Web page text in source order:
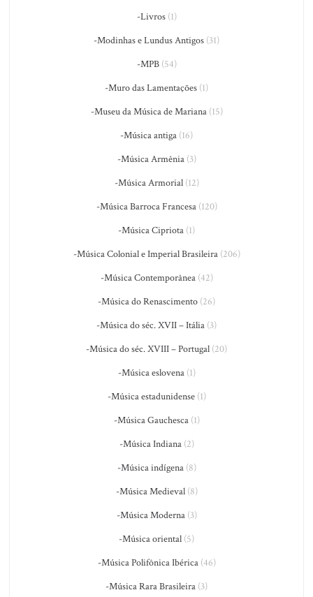
-Livros(1)
-Modinhas e Lundus Antigos (31)
-MPB(54)
-Muro das Lamentações (1)
-Museu da Música de Mariana(15)
-Música antiga (16)
-Música Armênia(3)
-Música Armorial(12)
-Música Barroca Francesa(120)
-Música Cipriota (1)
-Música Colonial e Imperial Brasileira(206)
-Música Contemporânea(42)
-Música do Renascimento (26)
-Música do séc. XVII – Itália (3)
-Música do séc. XVIII – Portugal (20)
-Música eslovena(1)
-Música estadunidense(1)
-Música Gauchesca(1)
-Música Indiana(2)
-Música indígena(8)
-Música Medieval(8)
-Música Moderna(3)
-Música oriental (5)
-Música Polifônica Ibérica(46)
-Música Rara Brasileira (3)